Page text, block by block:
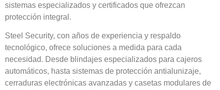
sistemas especializados y certificados que ofrezcan
protección integral.
Steel Security, con años de experiencia y respaldo
tecnológico, ofrece soluciones a medida para cada
necesidad. Desde blindajes especializados para cajeros
automáticos, hasta sistemas de protección antialunizaje,
cerraduras electrónicas avanzadas y casetas modulares de